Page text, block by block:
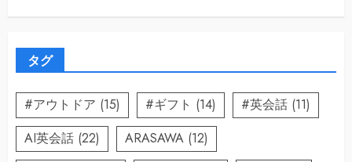
タグ
#アウトドア (15) #ギフト (14) #英会話 (11)
AI英会話 (22) ARASAWA (12)